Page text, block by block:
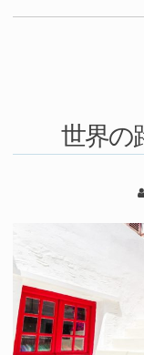
世界の